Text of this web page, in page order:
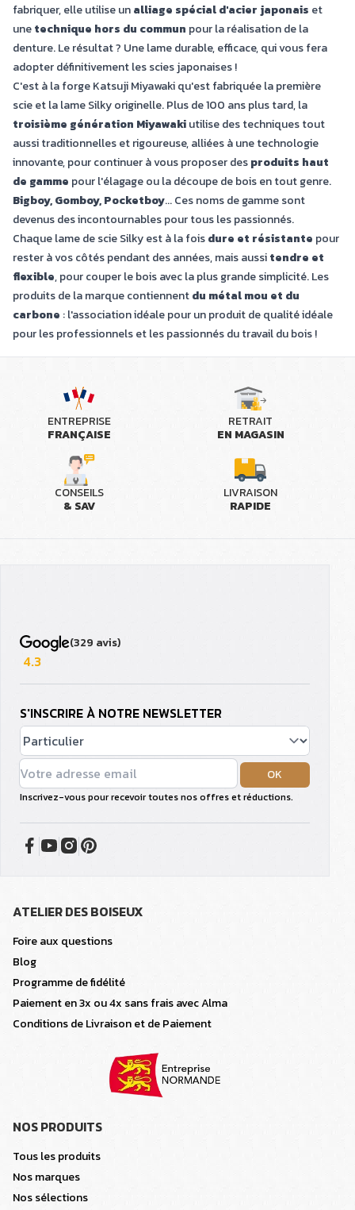
fabriquer, elle utilise unalliage spécial d'acier japonais et
unetechnique hors du commun pour la réalisation de la
denture. Le résultat ? Une lame durable, efficace, qui vous fera
adopter définitivement les scies japonaises !
C'est à la forge Katsuji Miyawaki qu'est fabriquée la première
scie et la lame Silky originelle. Plus de 100 ans plus tard, la
troisième génération Miyawakiutilise des techniques tout
aussi traditionnelles et rigoureuse, alliées à une technologie
innovante, pour continuer à vous proposer desproduits haut
de gamme pour l'élagage ou la découpe de bois en tout genre.
Bigboy, Gomboy, Pocketboy... Ces noms de gamme sont
devenus des incontournables pour tous les passionnés.
Chaque lame de scie Silky est à la foisdure et résistante pour
rester à vos côtés pendant des années, mais aussitendre et
flexible, pour couper le bois avec la plus grande simplicité. Les
produits de la marque contiennentdu métal mou et du
carbone : l'association idéale pour un produit de qualité idéale
pour les professionnels et les passionnés du travail du bois !
ENTREPRISE
FRANÇAISE
RETRAIT
EN MAGASIN
CONSEILS
& SAV
LIVRAISON
RAPIDE
(329 avis)
4.3
S'INSCRIRE À NOTRE NEWSLETTER
OK
Inscrivez-vous pour recevoir toutes nos offres et réductions.
ATELIER DES BOISEUX
Foire aux questions
Blog
Programme de fidélité
Paiement en 3x ou 4x sans frais avec Alma
Conditions de Livraison et de Paiement
NOS PRODUITS
Tous les produits
Nos marques
Nos sélections